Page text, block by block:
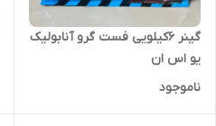
گینر ۶کیلویی فست گرو آنابولیک
یو اس ان
ناموجود